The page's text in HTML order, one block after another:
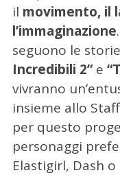
il movimento, il
l’immaginazione
seguono le
Incredibili 2”e
vivranno
insieme allo
per questo
personaggi
Elastigirl, Dash o